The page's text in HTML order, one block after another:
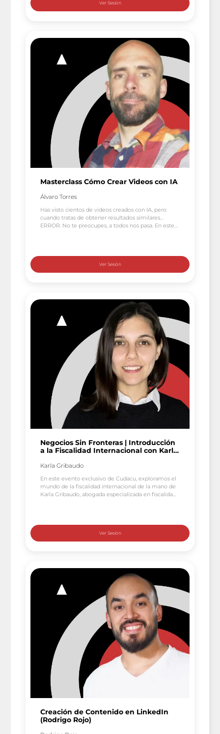
Masterclass Cómo Crear Videos con IA
Álvaro Torres
Has visto cientos de videos creados con IA, pero
cuando tratas de obtener resultados similares…
ERROR. No te preocupes, a todos nos pasa. En este
desarrollador web y creativo que está […]
Negocios Sin Fronteras | Introducción
a la Fiscalidad Internacional con Karla
Karla Gribaudo
En este evento exclusivo de Cudacu, exploramos el
mundo de la fiscalidad internacional de la mano de
Karla Gribaudo, abogada especializada en fiscalidad
Internacional 🔥 ¿Qué Aprenderás en Este Evento?
Creación de Contenido en LinkedIn
(Rodrigo Rojo)